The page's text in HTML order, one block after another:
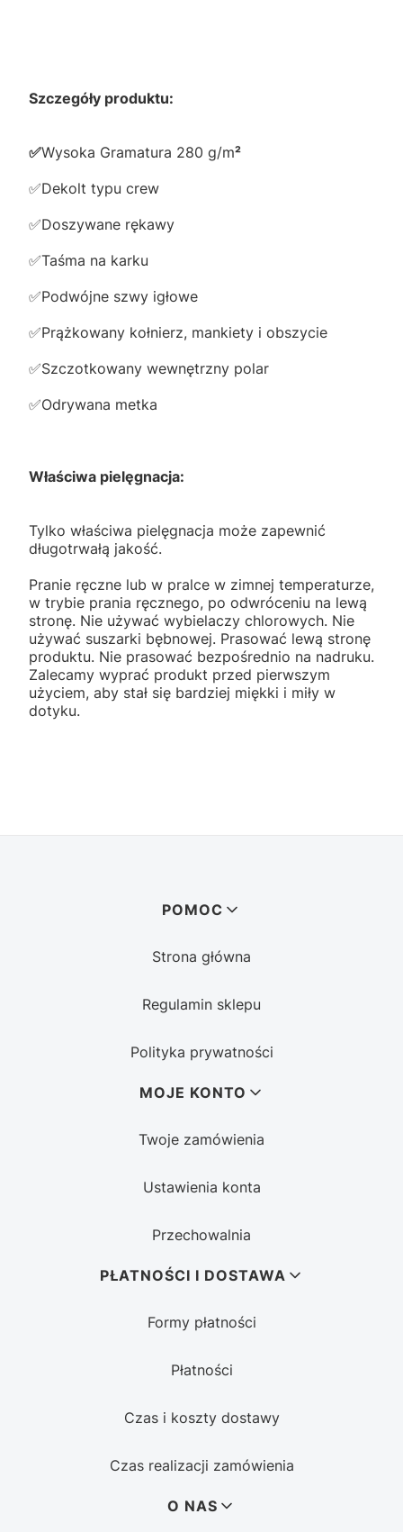
Szczegóły produktu:
✅️Wysoka Gramatura 280 g/m²
✅️Dekolt typu crew
✅️Doszywane rękawy
✅️Taśma na karku
✅️Podwójne szwy igłowe
✅️Prążkowany kołnierz, mankiety i obszycie
✅️Szczotkowany wewnętrzny polar
✅️Odrywana metka
Właściwa pielęgnacja:
Tylko właściwa pielęgnacja może zapewnić
długotrwałą jakość.
Pranie ręczne lub w pralce w zimnej temperaturze,
w trybie prania ręcznego, po odwróceniu na lewą
stronę. Nie używać wybielaczy chlorowych. Nie
używać suszarki bębnowej. Prasować lewą stronę
produktu. Nie prasować bezpośrednio na nadruku.
Zalecamy wyprać produkt przed pierwszym
użyciem, aby stał się bardziej miękki i miły w
dotyku.
POMOC
Strona główna
Regulamin sklepu
Polityka prywatności
MOJE KONTO
Twoje zamówienia
Ustawienia konta
Przechowalnia
PŁATNOŚCI I DOSTAWA
Formy płatności
Płatności
Czas i koszty dostawy
Czas realizacji zamówienia
O NAS